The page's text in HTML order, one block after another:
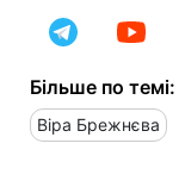
Більше по темі:
Віра Брежнєва